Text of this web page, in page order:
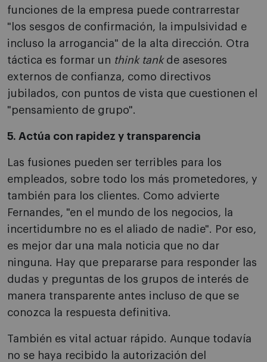
funciones de la empresa puede contrarrestar
"los sesgos de confirmación, la impulsividad e
incluso la arrogancia" de la alta dirección. Otra
táctica es formar un think tankde asesores
externos de confianza, como directivos
jubilados, con puntos de vista que cuestionen el
"pensamiento de grupo".
5. Actúa con rapidez y transparencia
Las fusiones pueden ser terribles para los
empleados, sobre todo los más prometedores, y
también para los clientes. Como advierte
Fernandes, "en el mundo de los negocios, la
incertidumbre no es el aliado de nadie". Por eso,
es mejor dar una mala noticia que no dar
ninguna. Hay que prepararse para responder las
dudas y preguntas de los grupos de interés de
manera transparente antes incluso de que se
conozca la respuesta definitiva.
También es vital actuar rápido. Aunque todavía
no se haya recibido la autorización del